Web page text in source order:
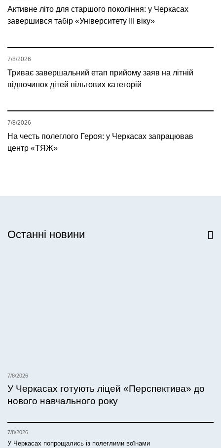
Активне літо для старшого покоління: у Черкасах
завершився табір «Університету ІІІ віку»
Триває завершальний етап прийому заяв на літній
відпочинок дітей пільгових категорій
7/8/2026
На честь полеглого Героя: у Черкасах запрацював
центр «ТЯЖ»
7/8/2026
Останні новини
7/8/2026
У Черкасах готують ліцей «Перспектива» до
нового навчального року
7/8/2026
У Черкасах попрощались із полеглими воїнами